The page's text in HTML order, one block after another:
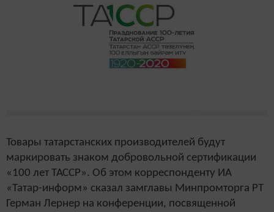
Товары татарстанских производителей будут
маркировать знаком добровольной сертификации
«100 лет ТАССР». Об этом корреспонденту ИА
«Татар-информ» сказал замглавы Минпромторга РТ
Герман Лернер на конференции, посвященной